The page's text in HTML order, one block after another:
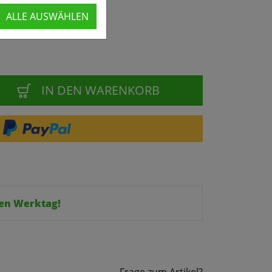
IN DEN WARENKORB
Werktag!
ALLE AUSWÄHLEN